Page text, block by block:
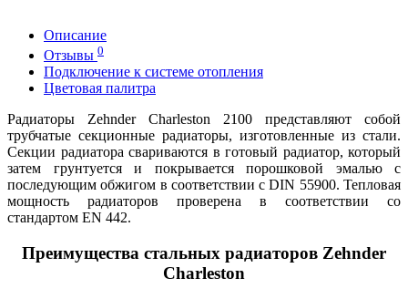
Описание
Отзывы 0
Подключение к системе отопления
Цветовая палитра
Радиаторы Zehnder Charleston 2100 представляют собой
трубчатые секционные радиаторы, изготовленные из стали.
Секции радиатора свариваются в готовый радиатор, который
затем грунтуется и покрывается порошковой эмалью с
последующим обжигом в соответствии с DIN 55900. Тепловая
мощность радиаторов проверена в соответствии со
стандартом EN 442.
Преимущества стальных радиаторов Zehnder
Charleston